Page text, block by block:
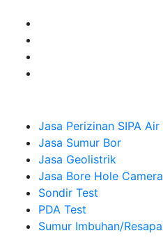
Jasa Perizinan SIPA Air
Jasa Sumur Bor
Jasa Geolistrik
Jasa Bore Hole
Sondir Test
PDA Test
Sumur Imbuhan/